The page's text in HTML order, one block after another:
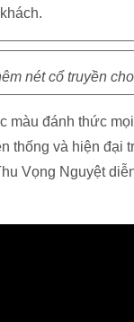
nét cổ truyền
màu đánh thức
thống và hiện đại
Vọng Nguyệt